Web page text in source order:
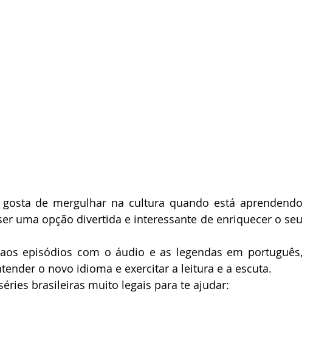
de mergulhar na cultura quando está aprendendo
uma opção divertida e interessante de enriquecer o seu
episódios com o áudio e as legendas em português,
o novo idioma e exercitar a leitura e a escuta.
brasileiras muito legais para te ajudar: